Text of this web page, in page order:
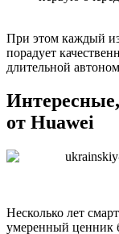
При этом каждый
порадует
длительной
от Huawei
Несколько лет
умеренный ценник